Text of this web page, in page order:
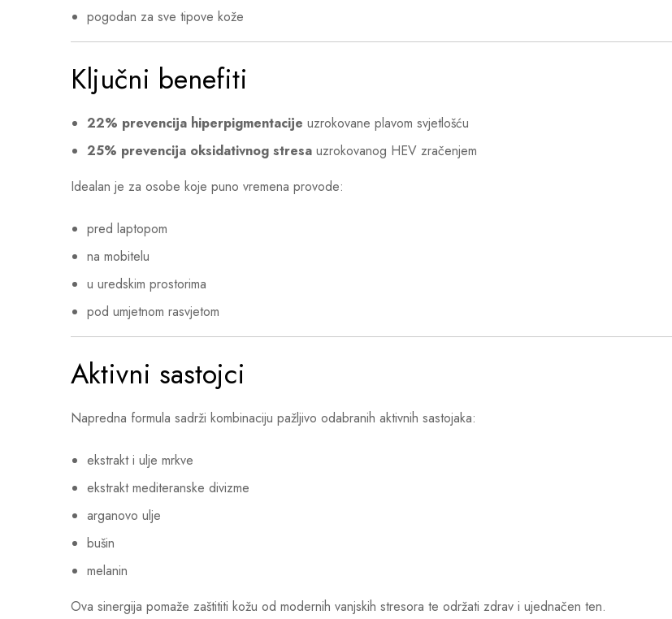
pogodan za sve tipove kože
Ključni benefiti
22% prevencija hiperpigmentacije uzrokovane plavom svjetlošću
25% prevencija oksidativnog stresa uzrokovanog HEV zračenjem
Idealan je za osobe koje puno vremena provode:
pred laptopom
na mobitelu
u uredskim prostorima
pod umjetnom rasvjetom
Aktivni sastojci
Napredna formula sadrži kombinaciju pažljivo odabranih aktivnih sastojaka:
ekstrakt i ulje mrkve
ekstrakt mediteranske divizme
arganovo ulje
bušin
melanin
Ova sinergija pomaže zaštititi kožu od modernih vanjskih stresora te održati zdrav i ujednačen ten.